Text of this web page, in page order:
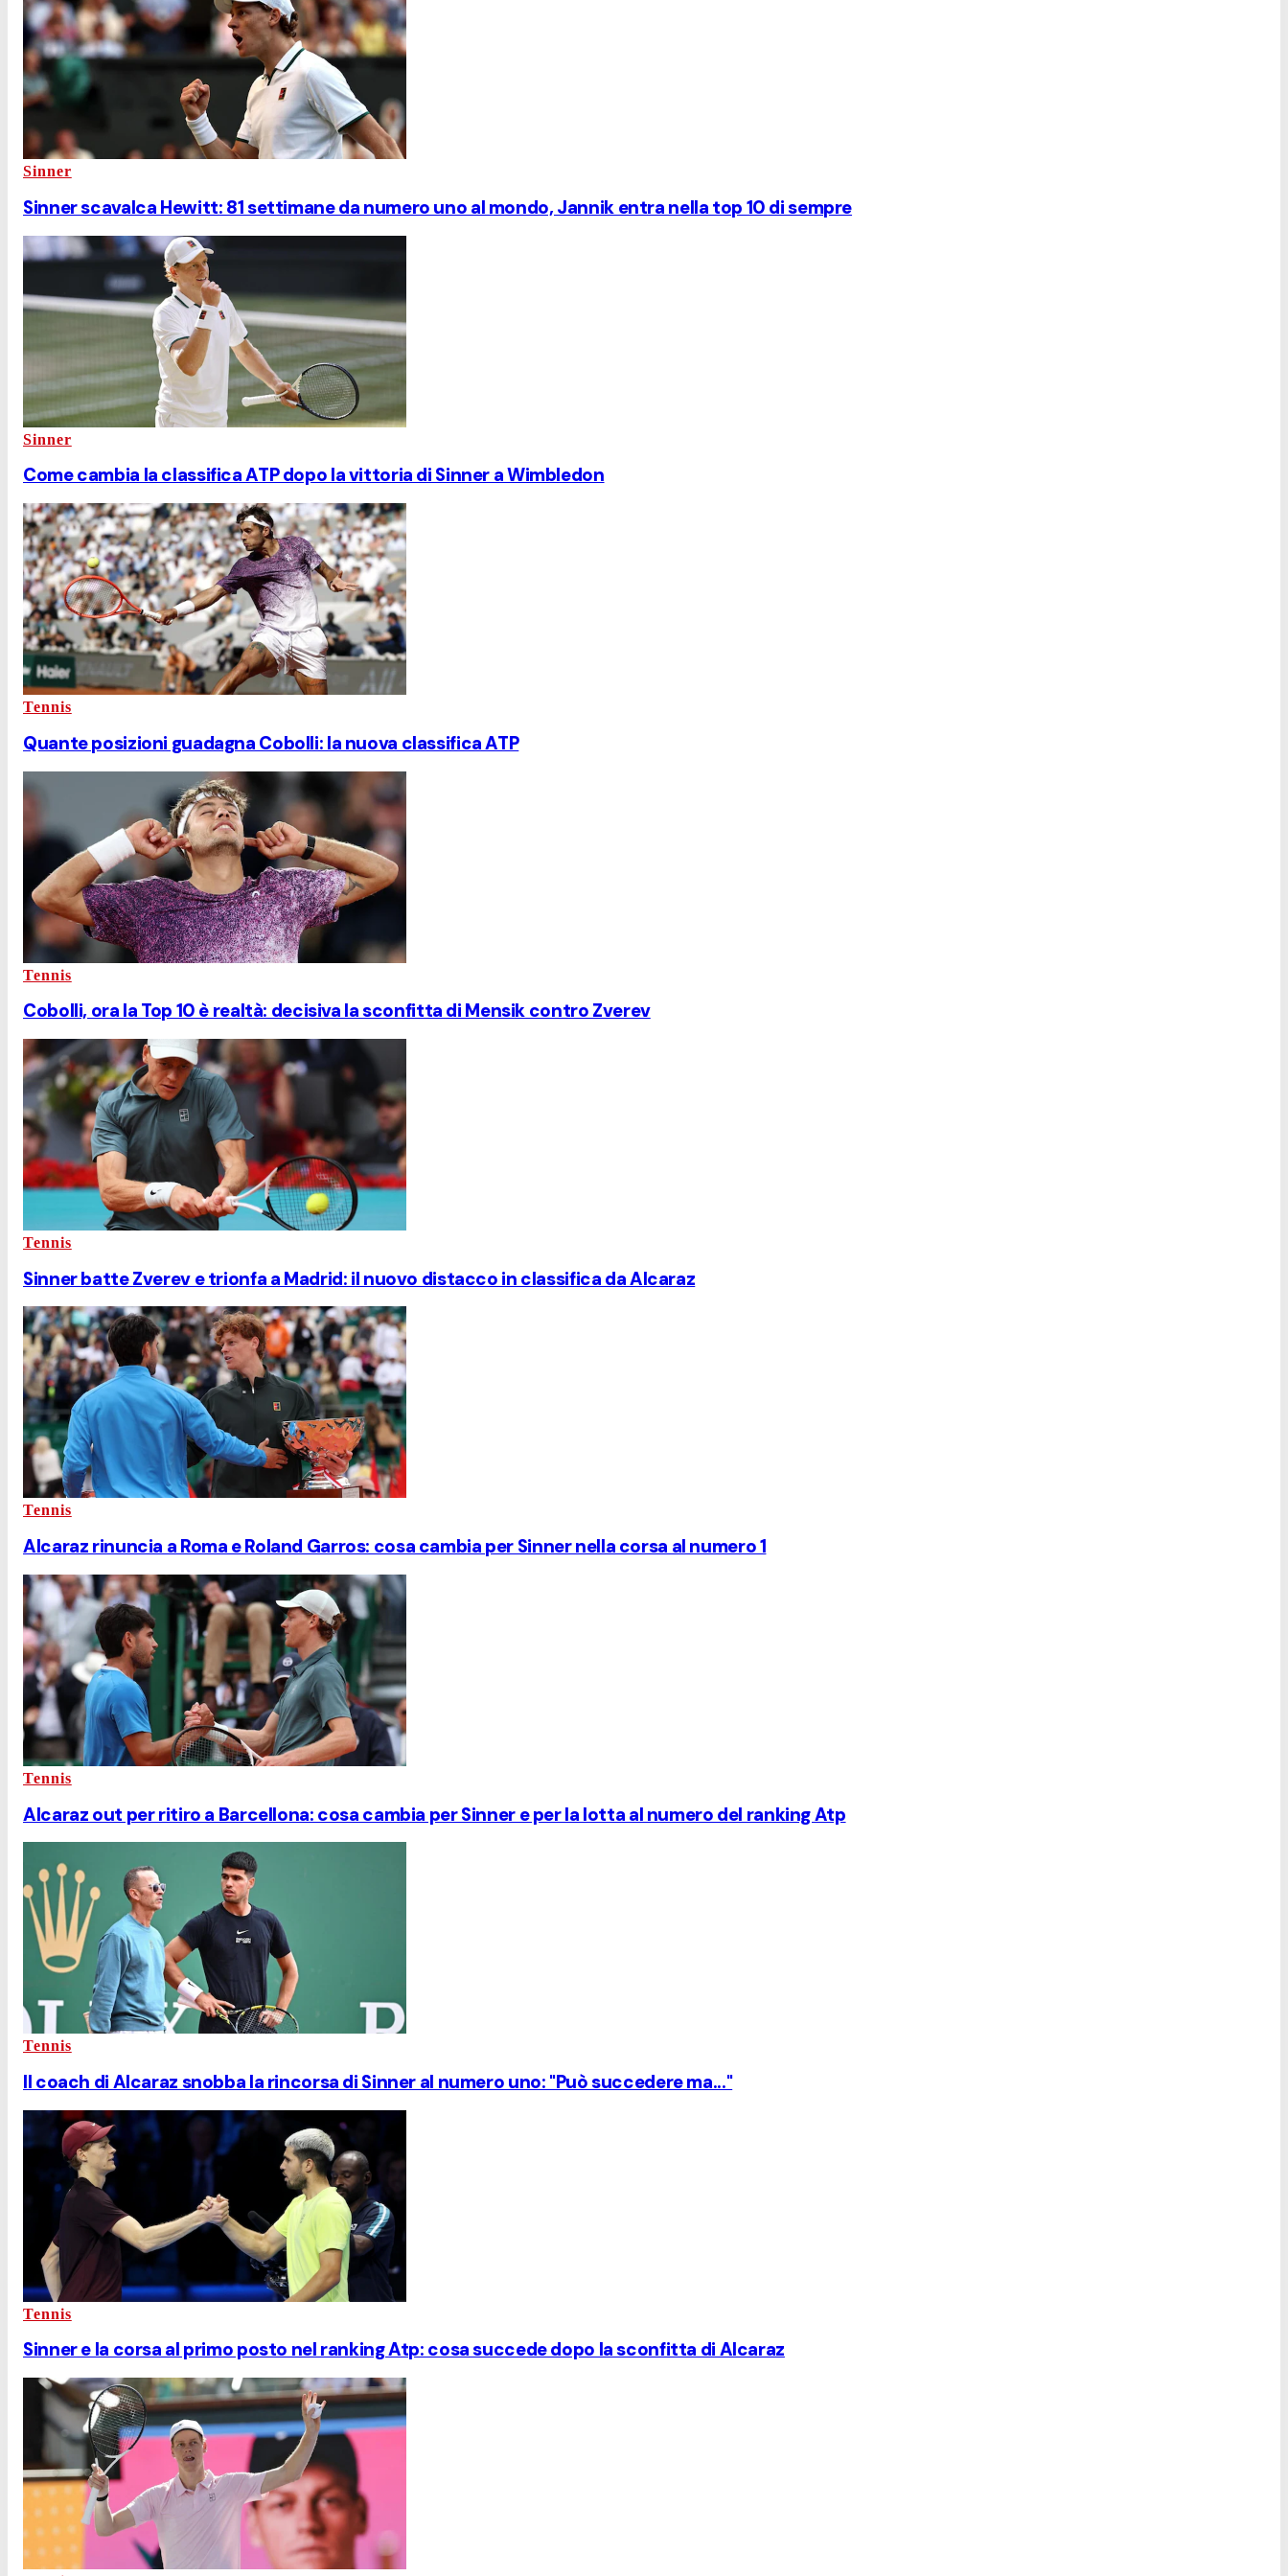
Sinner
Sinner scavalca Hewitt: 81 settimane da numero uno al mondo, Jannik entra nella top 10 di sempre
Sinner
Come cambia la classifica ATP dopo la vittoria di Sinner a Wimbledon
Tennis
Quante posizioni guadagna Cobolli: la nuova classifica ATP
Tennis
Cobolli, ora la Top 10 è realtà: decisiva la sconfitta di Mensik contro Zverev
Tennis
Sinner batte Zverev e trionfa a Madrid: il nuovo distacco in classifica da Alcaraz
Tennis
Alcaraz rinuncia a Roma e Roland Garros: cosa cambia per Sinner nella corsa al numero 1
Tennis
Alcaraz out per ritiro a Barcellona: cosa cambia per Sinner e per la lotta al numero del ranking Atp
Tennis
Il coach di Alcaraz snobba la rincorsa di Sinner al numero uno: "Può succedere ma..."
Tennis
Sinner e la corsa al primo posto nel ranking Atp: cosa succede dopo la sconfitta di Alcaraz